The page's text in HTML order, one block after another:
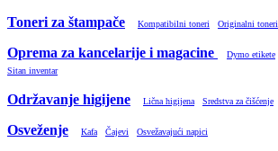
Toneri za štampače Kompatibilni toneri Originalni toneri
Oprema za kancelarije i magacine Dymo etikete
Sitan inventar
Održavanje higijene Lična higijena Sredstva za čišćenje
Osveženje Kafa Čajevi Osvežavajući napici